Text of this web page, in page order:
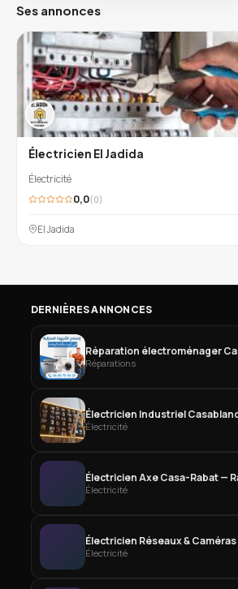
Ses annonces
Électricien El Jadida
Électricité
0,0(0)
El Jadida
DERNIÈRES ANNONCES
Réparation électroménager
Réparations
Électricien Industriel
Électricité
Électricien Axe Casa-Rabat —
Électricité
Électricien Réseaux &
Électricité